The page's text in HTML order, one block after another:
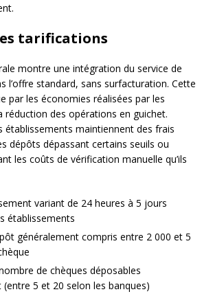
tarifications
montre une intégration du service de
l’offre standard, sans surfacturation. Cette
par les économies réalisées par les
réduction des opérations en guichet.
établissements maintiennent des frais
dépôts dépassant certains seuils ou
les coûts de vérification manuelle qu’ils
variant de 24 heures à 5 jours
établissements
généralement compris entre 2 000 et 5
de chèques déposables
5 et 20 selon les banques)